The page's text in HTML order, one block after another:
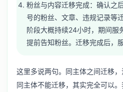
粉丝与内容迁移完成：确认之
号的粉丝、文章、违规记录等
阶段大概持续24小时，期间服
提前告知粉丝。迁移完成后，
这里多说两句。同主体之间迁移
同主体不能迁移，其实完全可以